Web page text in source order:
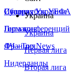
Сборная Украины
Италия
Германия
Франция
Нидерланды
Суперкубок УЕФА
Лига конференций
ЛЧ - Top News
Украина
Украина
Первая лига
Вторая лига